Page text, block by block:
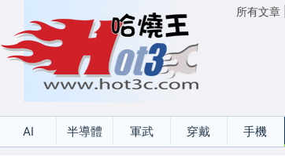
所有文章
AI 半導體 軍武 穿戴 手機